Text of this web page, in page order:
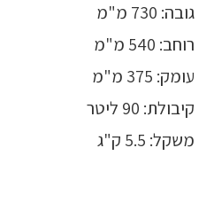
גובה: 730 מ"מ
רוחב: 540 מ"מ
עומק: 375 מ"מ
קיבולת: 90 ליטר
משקל: 5.5 ק"ג